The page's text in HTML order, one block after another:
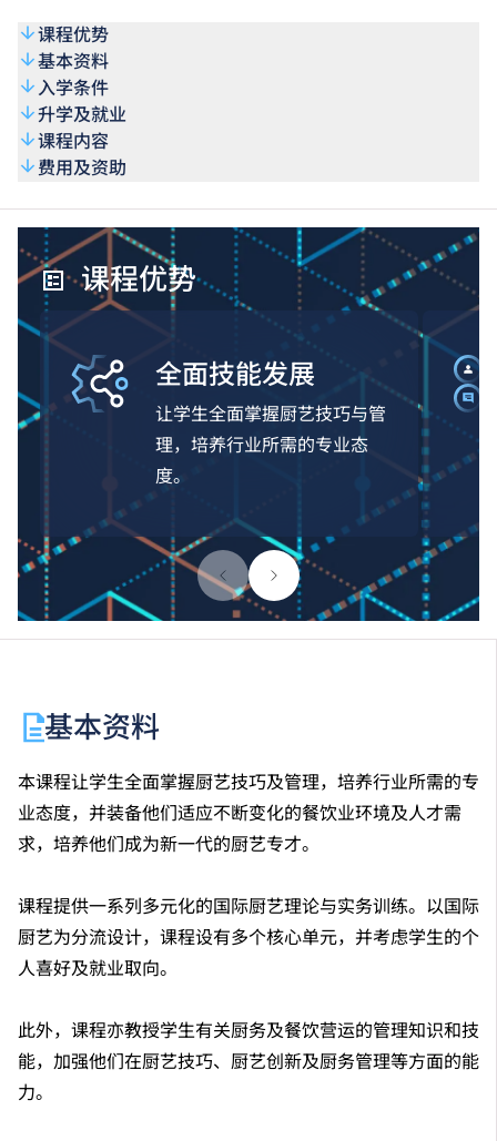
课程优势
基本资料
入学条件
升学及就业
课程内容
费用及资助
课程优势
全面技能发展
让学生全面掌握厨艺技巧与管
理，培养行业所需的专业态
度。
基本资料
本课程让学生全面掌握厨艺技巧及管理，培养行业所需的专
业态度，并装备他们适应不断变化的餐饮业环境及人才需
求，培养他们成为新一代的厨艺专才。
课程提供一系列多元化的国际厨艺理论与实务训练。以国际
厨艺为分流设计，课程设有多个核心单元，并考虑学生的个
人喜好及就业取向。
此外，课程亦教授学生有关厨务及餐饮营运的管理知识和技
能，加强他们在厨艺技巧、厨艺创新及厨务管理等方面的能
力。